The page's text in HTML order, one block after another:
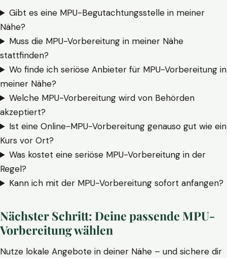
Gibt es eine MPU-Begutachtungsstelle in meiner
Nähe?
Muss die MPU-Vorbereitung in meiner Nähe
stattfinden?
Wo finde ich seriöse Anbieter für MPU-Vorbereitung in
meiner Nähe?
Welche MPU-Vorbereitung wird von Behörden
akzeptiert?
Ist eine Online-MPU-Vorbereitung genauso gut wie ein
Kurs vor Ort?
Was kostet eine seriöse MPU-Vorbereitung in der
Regel?
Kann ich mit der MPU-Vorbereitung sofort anfangen?
Nächster Schritt: Deine passende MPU-
Vorbereitung wählen
Nutze lokale Angebote in deiner Nähe – und sichere dir